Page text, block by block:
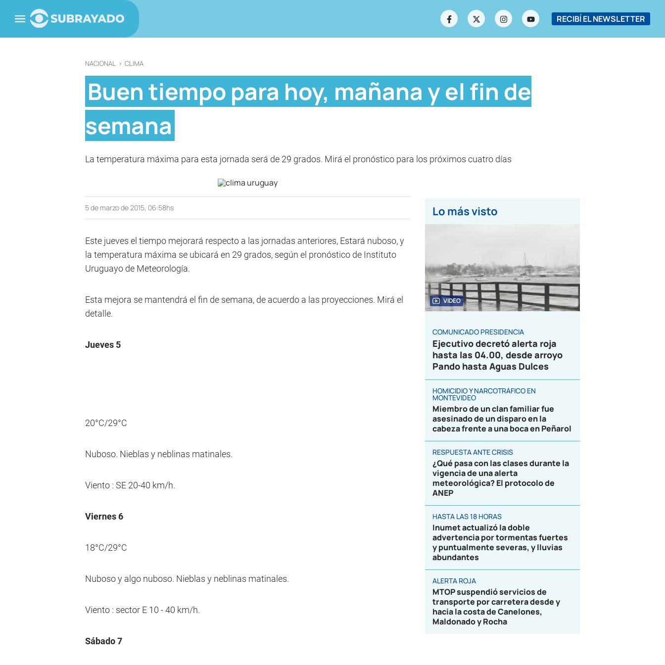
RECIBÍ EL NEWSLETTER
NACIONAL > CLIMA
Buen tiempo para hoy, mañana y el fin de
semana
La temperatura máxima para esta jornada será de 29 grados. Mirá el pronóstico para los próximos cuatro días
5 de marzo de 2015, 06:58hs
Este jueves el tiempo mejorará respecto a las jornadas anteriores, Estará nuboso, y
la temperatura máxima se ubicará en 29 grados, según el pronóstico de Instituto
Uruguayo de Meteorología.
Esta mejora se mantendrá el fin de semana, de acuerdo a las proyecciones. Mirá el
detalle.
Jueves 5
20°C/29°C
Nuboso. Nieblas y neblinas matinales.
Viento : SE 20-40 km/h.
Viernes 6
18°C/29°C
Nuboso y algo nuboso. Nieblas y neblinas matinales.
Viento : sector E 10 - 40 km/h.
Sábado 7
Lo más visto
VIDEO
COMUNICADO PRESIDENCIA
Ejecutivo decretó alerta roja
hasta las 04.00, desde arroyo
Pando hasta Aguas Dulces
HOMICIDIO Y NARCOTRÁFICO EN
MONTEVIDEO
Miembro de un clan familiar fue
asesinado de un disparo en la
cabeza frente a una boca en Peñarol
RESPUESTA ANTE CRISIS
¿Qué pasa con las clases durante la
vigencia de una alerta
meteorológica? El protocolo de
ANEP
HASTA LAS 18 HORAS
Inumet actualizó la doble
advertencia por tormentas fuertes
y puntualmente severas, y lluvias
abundantes
ALERTA ROJA
MTOP suspendió servicios de
transporte por carretera desde y
hacia la costa de Canelones,
Maldonado y Rocha